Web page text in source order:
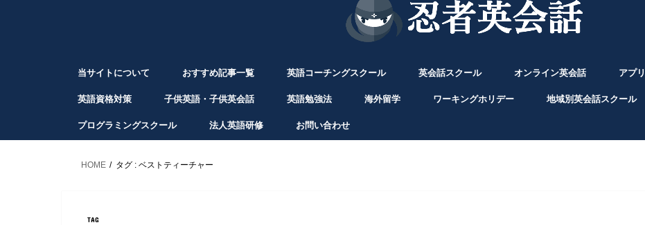
当サイトについて おすすめ記事一覧 英語コーチングスクール 英会話スクール オンライン英会話 アプリ
英語資格対策 子供英語・子供英会話 英語勉強法 海外留学 ワーキングホリデー 地域別英会話スクール
プログラミングスクール 法人英語研修 お問い合わせ
HOME タグ : ベストティーチャー
TAG